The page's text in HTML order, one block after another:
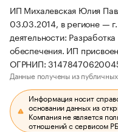
ИП Михалевская Юлия
03.03.2014, в регионе —
деятельности:
обеспечения. ИП
ОГРНИП:
Данные получены из
Информация носит
основании данных из
Компания не является
отношений с сервисом